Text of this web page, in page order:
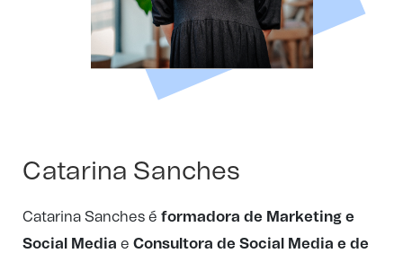
Catarina Sanches
Catarina Sanches é formadora de Marketing e
Social Media e Consultora de Social Media e de